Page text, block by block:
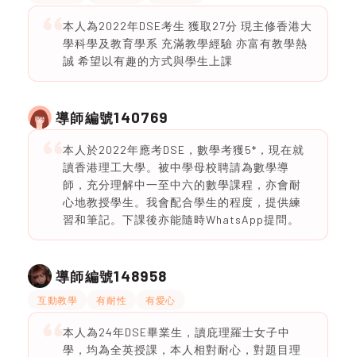
本人為2022年DSE考生 獲取27分 現主修香港大
學科學及教育學系 充滿教學經驗 亦富有教學熱
誠 希望以有趣的方式與學生上課
導師編號140769
本人於2022年應考DSE，數學考獲5*，現在就
讀香港理工大學。被中學母校聘請為數學導
師，充分理解中一至中六的數學課程，亦會耐
心地教授學生。我會配合學生的程度，提供練
習和筆記。下課後亦能隨時WhatsApp提問。
導師編號148958
互動教學 有耐性 有愛心
本人為24年DSE畢業生，讀庇理羅士女子中
學，均為全英授課，本人相對耐心，對題目理